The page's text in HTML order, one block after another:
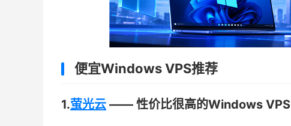
便宜Windows VPS推荐
1.萤光云 —— 性价比很高的Windows VPS